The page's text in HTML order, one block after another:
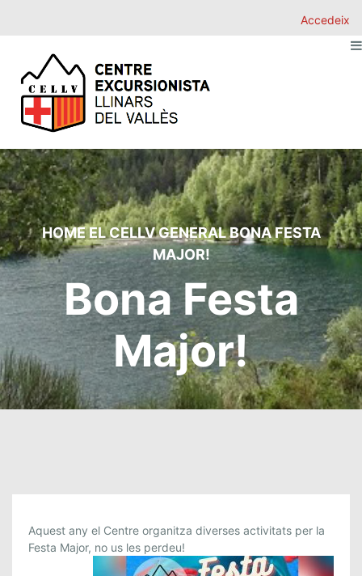
Accedeix
HOMEEL CELLVGENERALBONA FESTA
MAJOR!
Bona Festa
Major!
B
O
Aquest any el Centre organitza diverses activitats per la
Festa Major, no us les perdeu!